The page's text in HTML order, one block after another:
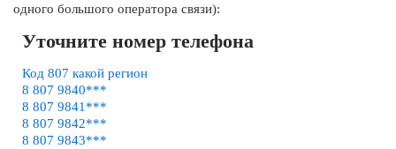
одного большого оператора связи):
Уточните номер телефона
Код 807 какой регион
8 807 9840***
8 807 9841***
8 807 9842***
8 807 9843***